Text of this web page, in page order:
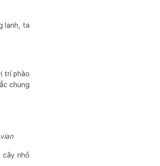
lạnh, ta
trí phào
chung
cây nhỏ